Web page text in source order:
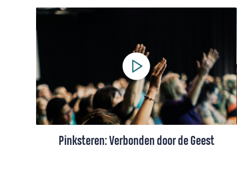
weg naar het licht open te houden,
Pinksteren: Verbonden door de Geest